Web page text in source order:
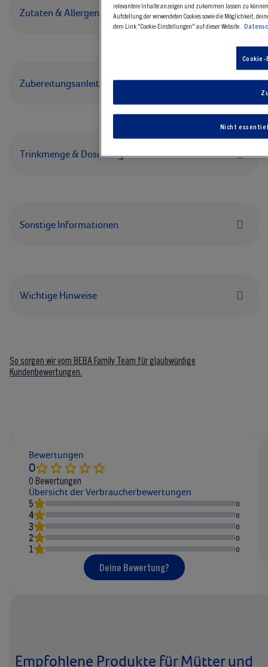
Zutaten & Allergene
Zubereitungsanleitung
Trinkmenge & Dosierung
Sonstige Informationen
Wichtige Hinweise
So sorgen wir vom BEBA Family Team für glaubwürdige
Kundenbewertungen.
Bewertungen
0
0 Bewertungen
Übersicht der Verbraucherbewertungen
5 0
4 0
3 0
2 0
1 0
Deine Bewertung?
Empfohlene Produkte für Mütter und
relevantere Inhalte anzeigen und zukommen lassen zu
Aufstellung der verwendeten Cookies sowie die Möglichkeit,
dem Link "Cookie-Einstellungen" auf dieser Website.
Nicht